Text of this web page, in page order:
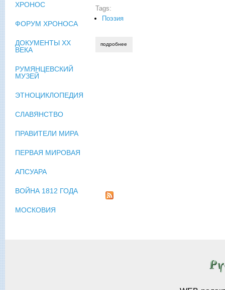
Tags:
Поэзия
подробнее
ХРОНОС
ФОРУМ ХРОНОСА
ДОКУМЕНТЫ XX
ВЕКА
РУМЯНЦЕВСКИЙ
МУЗЕЙ
ЭТНОЦИКЛОПЕДИЯ
СЛАВЯНСТВО
ПРАВИТЕЛИ МИРА
ПЕРВАЯ МИРОВАЯ
АПСУАРА
ВОЙНА 1812 ГОДА
МОСКОВИЯ